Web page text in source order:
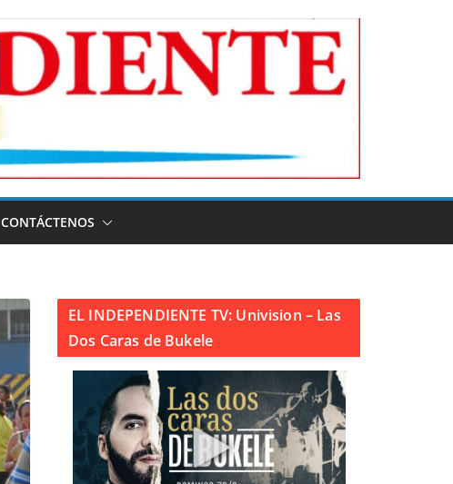
CONTÁCTENOS
EL INDEPENDIENTE TV: Univision – Las
Dos Caras de Bukele